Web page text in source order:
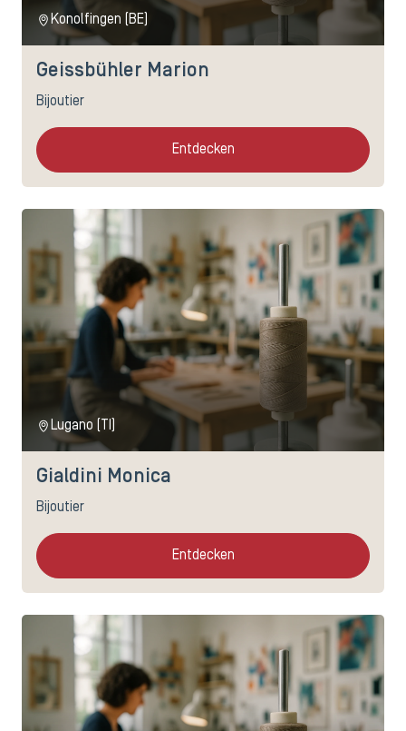
Konolfingen (BE)
Geissbühler Marion
Bijoutier
Entdecken
Lugano (TI)
Gialdini Monica
Bijoutier
Entdecken